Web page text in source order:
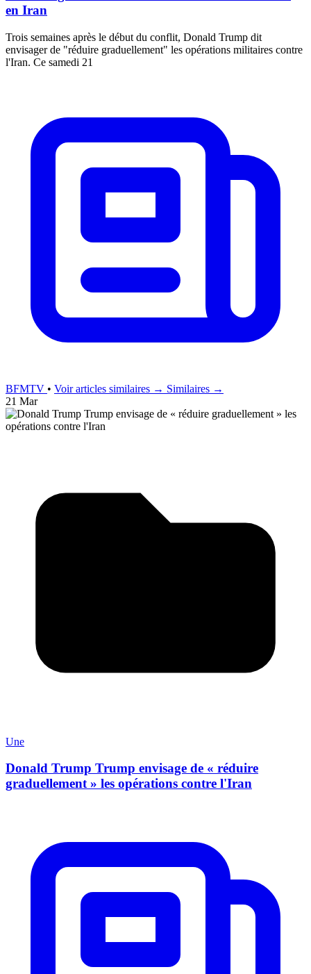
en Iran
Trois semaines après le début du conflit, Donald Trump dit
envisager de "réduire graduellement" les opérations militaires contre
l'Iran. Ce samedi 21
BFMTV • Voir articles similaires → Similaires →
21 Mar
Une
Donald Trump Trump envisage de « réduire
graduellement » les opérations contre l'Iran